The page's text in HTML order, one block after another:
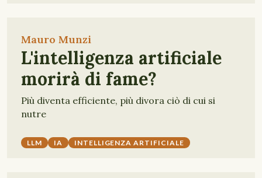
Mauro Munzi
L'intelligenza artificiale
morirà di fame?
Più diventa efficiente, più divora ciò di cui si
nutre
LLM IA INTELLIGENZA ARTIFICIALE